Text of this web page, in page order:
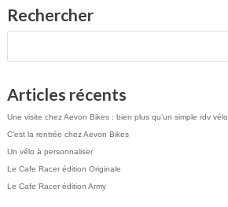
Rechercher
Articles récents
Une visite chez Aevon Bikes : bien plus qu’un simple rdv vélo
C’est la rentrée chez Aevon Bikes
Un vélo à personnaliser
Le Cafe Racer édition Originale
Le Cafe Racer édition Army